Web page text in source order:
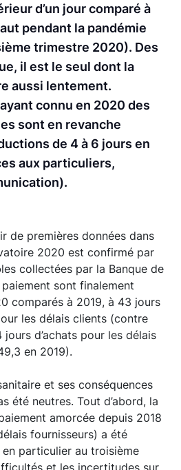
d’un jour comparé à
pendant la pandémie
trimestre 2020). Des
il est le seul dont la
aussi lentement.
connu en 2020 des
sont en revanche
de 4 à 6 jours en
aux particuliers,
de premières données dans
2020 est confirmé par
collectées par la Banque de
sont finalement
comparés à 2019, à 43 jours
les délais clients (contre
d’achats pour les délais
en 2019).
et ses conséquences
été neutres. Tout d’abord, la
amorcée depuis 2018
fournisseurs) a été
particulier au troisième
et les incertitudes sur